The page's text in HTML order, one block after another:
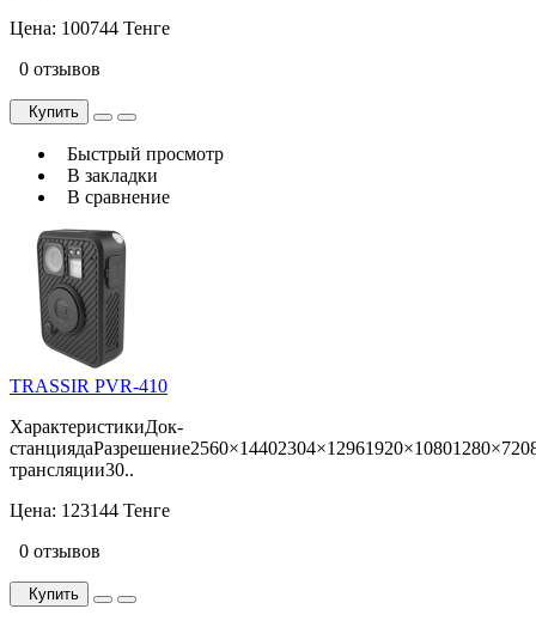
Цена: 100744 Тенге
0 отзывов
Купить
Быстрый просмотр
В закладки
В сравнение
TRASSIR PVR-410
ХарактеристикиДок-
трансляции30..
Цена: 123144 Тенге
0 отзывов
Купить